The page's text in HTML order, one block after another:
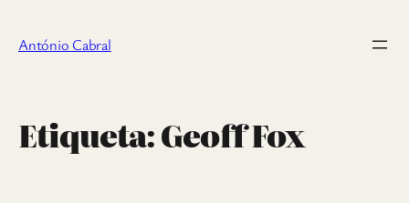
António Cabral
Etiqueta:Geoff Fox